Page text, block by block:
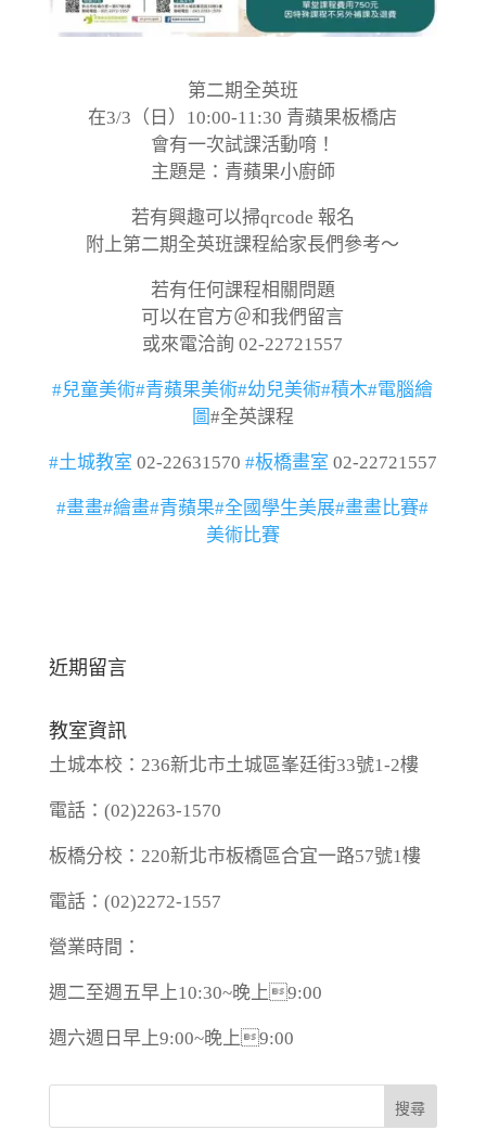
第二期全英班
在3/3（日）10:00-11:30 青蘋果板橋店
會有一次試課活動唷！
主題是：青蘋果小廚師
若有興趣可以掃qrcode 報名
附上第二期全英班課程給家長們參考～
若有任何課程相關問題
可以在官方＠和我們留言
或來電洽詢 02-22721557
#兒童美術#青蘋果美術#幼兒美術#積木#電腦繪
圖#全英課程
#土城教室 02-22631570 #板橋畫室 02-22721557
#畫畫#繪畫#青蘋果#全國學生美展#畫畫比賽#
美術比賽
近期留言
教室資訊
土城本校：236新北市土城區峯廷街33號1-2樓
電話：(02)2263-1570
板橋分校：220新北市板橋區合宜一路57號1樓
電話：(02)2272-1557
營業時間：
週二至週五早上10:30~晚上9:00
週六週日早上9:00~晚上9:00